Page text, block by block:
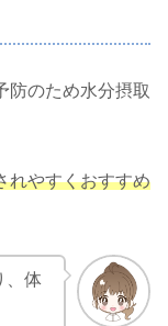
防のため水分摂取
れやすくおすすめ
、体